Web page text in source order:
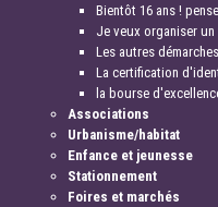
Bientôt 16 ans !
Je veux organiser
Les autres démarches
La certification
la bourse
Associations
Urbanisme/habitat
Enfance et jeunesse
Stationnement
Foires et marchés